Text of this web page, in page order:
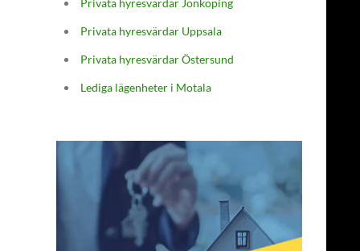
Privata hyresvärdar Jönköping
Privata hyresvärdar Uppsala
Privata hyresvärdar Östersund
Lediga lägenheter i Motala